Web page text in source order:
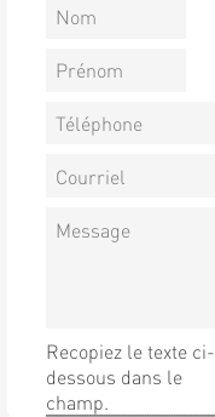
Recopiez le texte ci-
dessous dans le
champ.